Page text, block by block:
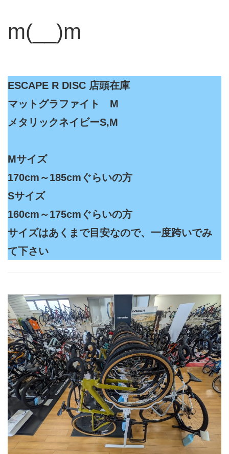
m(__)m
ESCAPE R DISC 店頭在庫
マットグラファイト M
メタリックネイビーS,M
Mサイズ
170cm～185cmぐらいの方
Sサイズ
160cm～175cmぐらいの方
サイズはあくまで目安なので、一度跨いでみ
て下さい